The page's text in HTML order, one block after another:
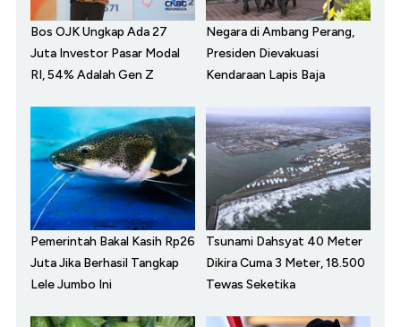
Bos OJK Ungkap Ada 27
Juta Investor Pasar Modal
RI, 54% Adalah Gen Z
Negara di Ambang Perang,
Presiden Dievakuasi
Kendaraan Lapis Baja
Pemerintah Bakal Kasih Rp26
Juta Jika Berhasil Tangkap
Lele Jumbo Ini
Tsunami Dahsyat 40 Meter
Dikira Cuma 3 Meter, 18.500
Tewas Seketika